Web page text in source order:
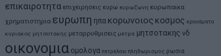
επικαιροτητα επιχειρησεις ευρω ευρωζωνη ευρωπαικα
χρηματιστηρια ευρωπη ηπα κορωνοιος κοσμος κρουσματα
κυριακος μητσοτακης μεταρρυθμισεις μετρα μητσοτακης νδ
οικονομια ομολογα πετρελαιο πληθωρισμος ρωσια